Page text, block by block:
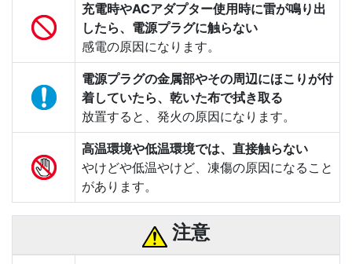
充電時やACアダプター使用時に雷が鳴り出
したら、電源プラグに触らない
感電の原因になります。
電源プラグの金属部やその周辺にほこりが付
着していたら、乾いた布で拭き取る
放置すると、発火の原因になります。
高温環境や低温環境では、直接触らない
やけどや低温やけど、凍傷の原因になること
があります。
注意